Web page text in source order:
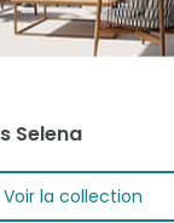
Selena
Voir la collection